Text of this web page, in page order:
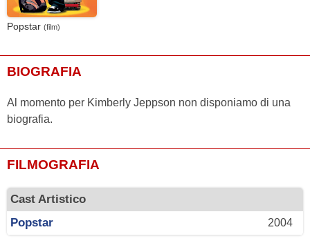
Popstar (film)
BIOGRAFIA
Al momento per Kimberly Jeppson non disponiamo di una
biografia.
FILMOGRAFIA
Cast Artistico
2004
Popstar